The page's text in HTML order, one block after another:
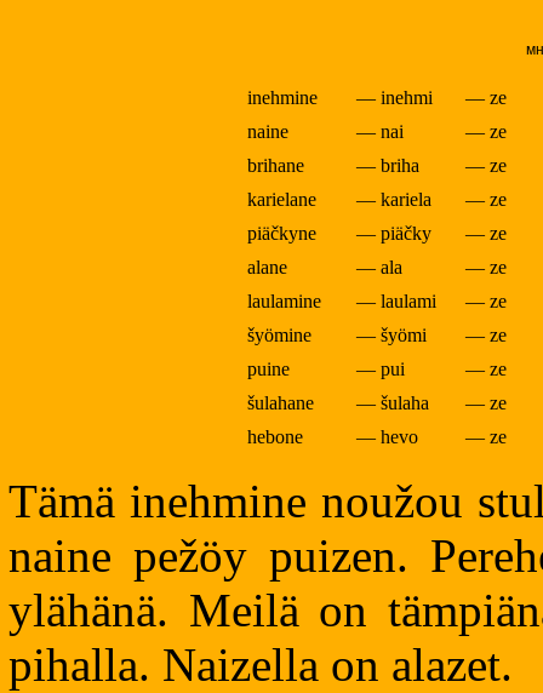
inehmine — inehmi
— ze
naine
— nai
— ze
brihane
— briha
— ze
karielane
— kariela
— ze
piäčkyne
— piäčky
— ze
alane
— ala
— ze
laulamine
— laulami
— ze
šyömine
— šyömi
— ze
puine
— pui
— ze
šulahane
— šulaha
— ze
hebone
— hevo — ze
Tämä inehmine noužou
naine pežöy puizen.
ylähänä. Meilä on
pihalla. Naizella on alazet.